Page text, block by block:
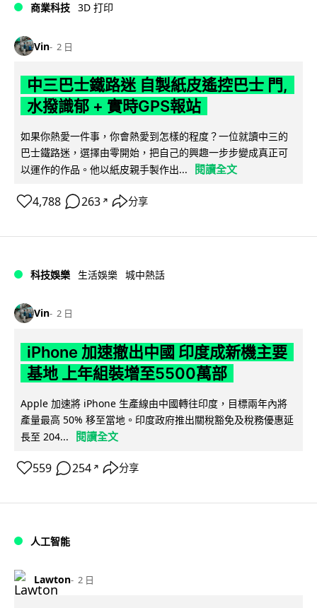
商業科技 3D 打印
Vin 2 日
中三巴士鐵路迷 自製紙皮遙控巴士 門,
水撥識郁 + 實時GPS報站
如果你熱愛一件事，你會熱愛到怎樣的程度？一位就讀中三的
巴士鐵路迷，選擇由零開始，把自己的興趣一步步變成真正可
以運作的作品。他以紙皮親手製作出...
閱讀全文
4,788 263 ↗ 分享
科技娛樂 生活娛樂 城中熱話
Vin 2 日
iPhone 加速撤出中國 印度成新機主要
基地 上年組裝增至5500萬部
Apple 加速將 iPhone 生產線由中國轉往印度，目標兩年內將
產量最高 50% 移至當地。印度政府推出關稅豁免及稅務優惠延
長至 204...
閱讀全文
559 254 ↗ 分享
人工智能
Lawton 2 日